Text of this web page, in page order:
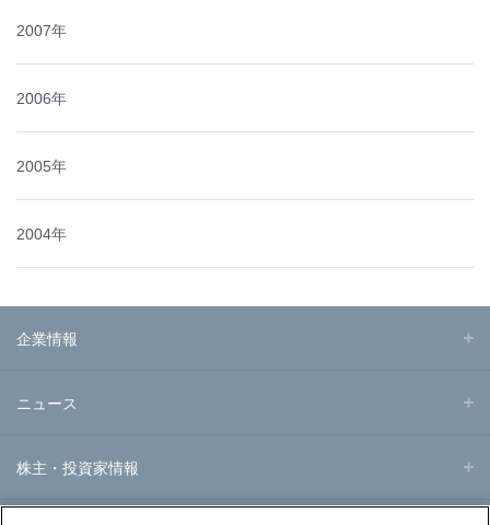
2007年
2006年
2005年
2004年
企業情報
ニュース
株主・投資家情報